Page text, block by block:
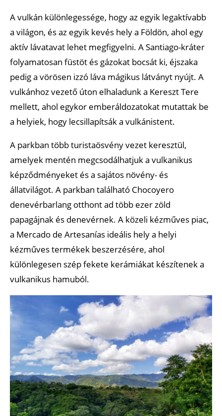
A vulkán különlegessége, hogy az egyik legaktívabb
a világon, és az egyik kevés hely a Földön, ahol egy
aktív lávatavat lehet megfigyelni. A Santiago-kráter
folyamatosan füstöt és gázokat bocsát ki, éjszaka
pedig a vörösen izzó láva mágikus látványt nyújt. A
vulkánhoz vezető úton elhaladunk a Kereszt Tere
mellett, ahol egykor emberáldozatokat mutattak be
a helyiek, hogy lecsillapítsák a vulkánistent.
A parkban több turistaösvény vezet keresztül,
amelyek mentén megcsodálhatjuk a vulkanikus
képződményeket és a sajátos növény- és
állatvilágot. A parkban található Chocoyero
denevérbarlang otthont ad több ezer zöld
papagájnak és denevérnek. A közeli kézműves piac,
a Mercado de Artesanías ideális hely a helyi
kézműves termékek beszerzésére, ahol
különlegesen szép fekete kerámiákat készítenek a
vulkanikus hamuból.